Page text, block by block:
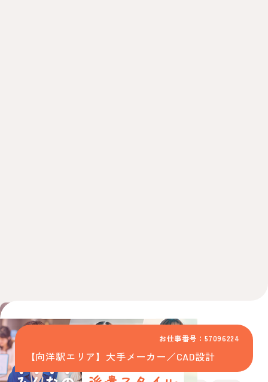
お仕事番号：57096224
【向洋駅エリア】大手メーカー／CAD設計